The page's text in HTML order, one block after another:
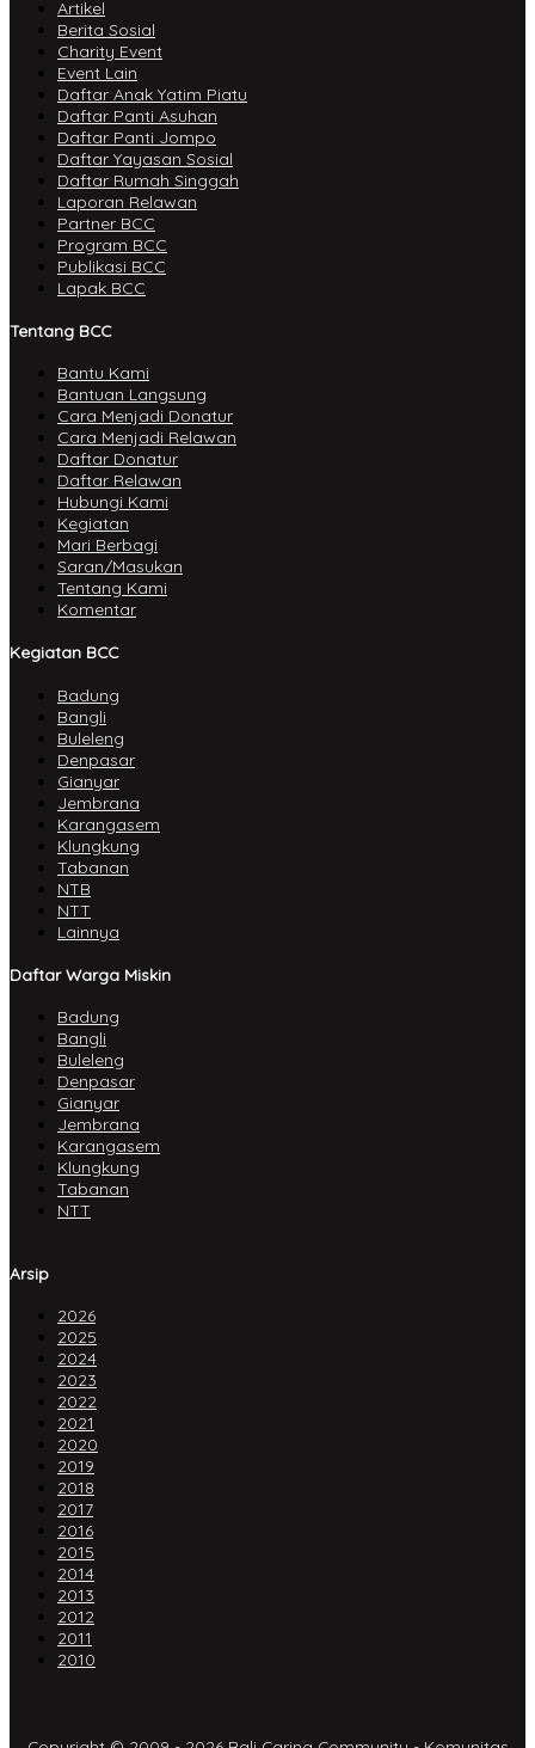
Artikel
Berita Sosial
Charity Event
Event Lain
Daftar Anak Yatim Piatu
Daftar Panti Asuhan
Daftar Panti Jompo
Daftar Yayasan Sosial
Daftar Rumah Singgah
Laporan Relawan
Partner BCC
Program BCC
Publikasi BCC
Lapak BCC
Tentang BCC
Bantu Kami
Bantuan Langsung
Cara Menjadi Donatur
Cara Menjadi Relawan
Daftar Donatur
Daftar Relawan
Hubungi Kami
Kegiatan
Mari Berbagi
Saran/Masukan
Tentang Kami
Komentar
Kegiatan BCC
Badung
Bangli
Buleleng
Denpasar
Gianyar
Jembrana
Karangasem
Klungkung
Tabanan
NTB
NTT
Lainnya
Daftar Warga Miskin
Badung
Bangli
Buleleng
Denpasar
Gianyar
Jembrana
Karangasem
Klungkung
Tabanan
NTT
Arsip
2026
2025
2024
2023
2022
2021
2020
2019
2018
2017
2016
2015
2014
2013
2012
2011
2010